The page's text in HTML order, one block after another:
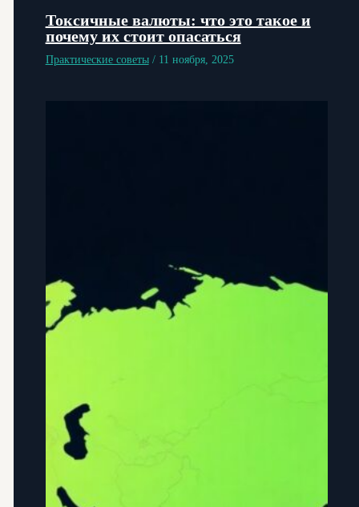
Токсичные валюты: что это такое и
почему их стоит опасаться
Практические советы/ 11 ноября, 2025